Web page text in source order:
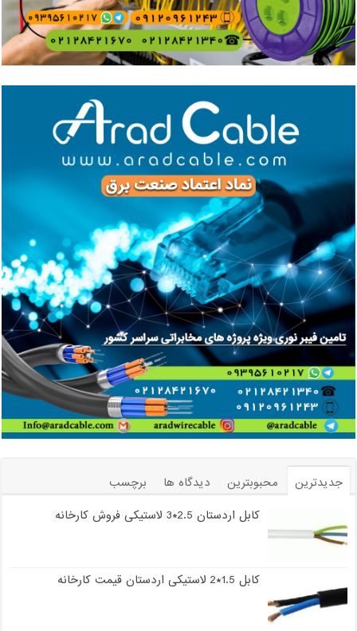
جدیدترین محبوبترین دیدگاه ها
برچسب
کابل اردستان 2.5*3 لاستیکی فروش کارخانه
کابل 1.5*2 لاستیکی اردستان قیمت کارخانه